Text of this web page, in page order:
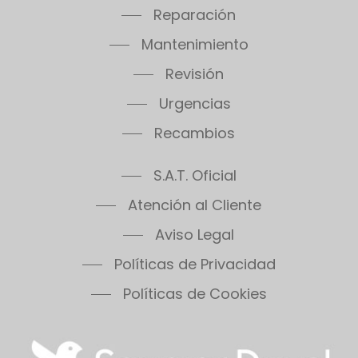
Thema Condens F18E SB
Thema Condens F24E
Thema Condens F30E
Thema Condens 25-A
Thema Condens AS
ThemaPlus Condens F30E
Themafast Condens 30
Themafast Condens 35
Thermomaster Condens
Vesugaz
Vesuvius
Xeon 30FF/LP
Reparación
Mantenimiento
Revisión
Urgencias
Recambios
S.A.T. Oficial
Atención al Cliente
Aviso Legal
Políticas de Privacidad
Políticas de Cookies